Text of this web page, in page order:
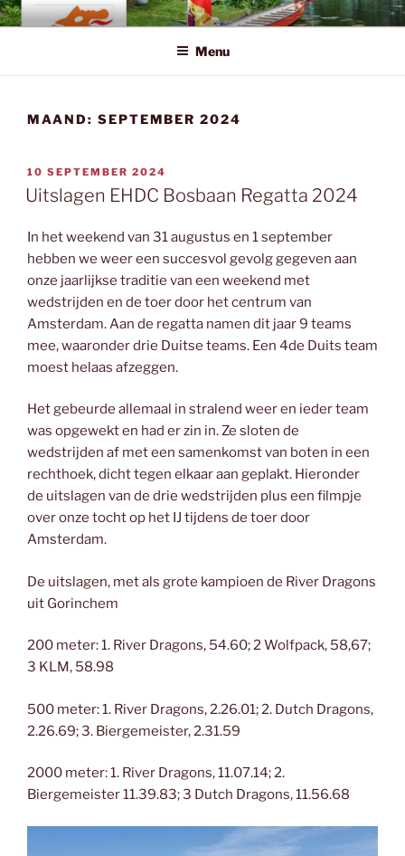
Ga
naar
inhoud
EHDC.NL
Eerste Hollandse Drakenboot Club
Menu
MAAND: SEPTEMBER 2024
GEPLAATST
OP
10 SEPTEMBER 2024
Uitslagen EHDC Bosbaan Regatta 2024
In het weekend van 31 augustus en 1 september
hebben we weer een succesvol gevolg gegeven aan
onze jaarlijkse traditie van een weekend met
wedstrijden en de toer door het centrum van
Amsterdam. Aan de regatta namen dit jaar 9 teams
mee, waaronder drie Duitse teams. Een 4de Duits team
moest helaas afzeggen.
Het gebeurde allemaal in stralend weer en ieder team
was opgewekt en had er zin in. Ze sloten de
wedstrijden af met een samenkomst van boten in een
rechthoek, dicht tegen elkaar aan geplakt. Hieronder
de uitslagen van de drie wedstrijden plus een filmpje
over onze tocht op het IJ tijdens de toer door
Amsterdam.
De uitslagen, met als grote kampioen de River Dragons
uit Gorinchem
200 meter: 1. River Dragons, 54.60; 2 Wolfpack, 58,67;
3 KLM, 58.98
500 meter: 1. River Dragons, 2.26.01; 2. Dutch Dragons,
2.26.69; 3. Biergemeister, 2.31.59
2000 meter: 1. River Dragons, 11.07.14; 2.
Biergemeister 11.39.83; 3 Dutch Dragons, 11.56.68